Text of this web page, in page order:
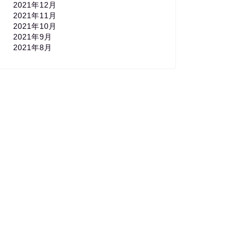
2021年12月
2021年11月
2021年10月
2021年9月
2021年8月